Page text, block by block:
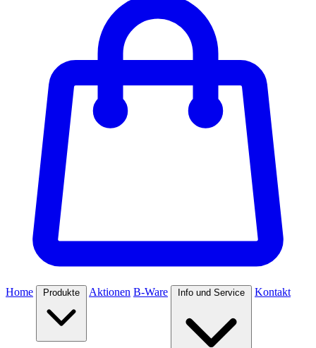
Home Produkte Aktionen B-Ware Info und Service Kontakt